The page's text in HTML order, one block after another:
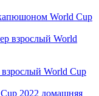
World Cup
World Cup